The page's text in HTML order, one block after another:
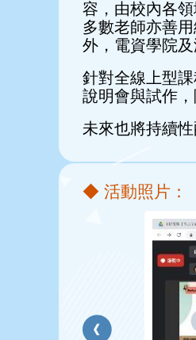
容，由校內各
多數老師亦善
外，電資學院
針對全線上型
說明會與試作
未來也將持續